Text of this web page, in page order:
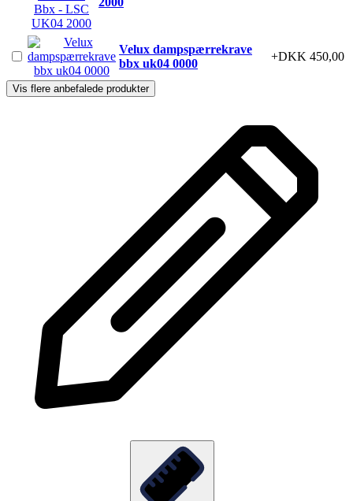
Velux dampspærrekrave
bbx uk04 0000
+DKK 450,00
Vis flere anbefalede produkter